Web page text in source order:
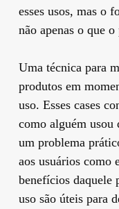
esses usos, mas o
não apenas o que
Uma técnica para
produtos em
uso. Esses cases
como alguém usou
um problema
aos usuários como
benefícios daquele
uso são úteis para